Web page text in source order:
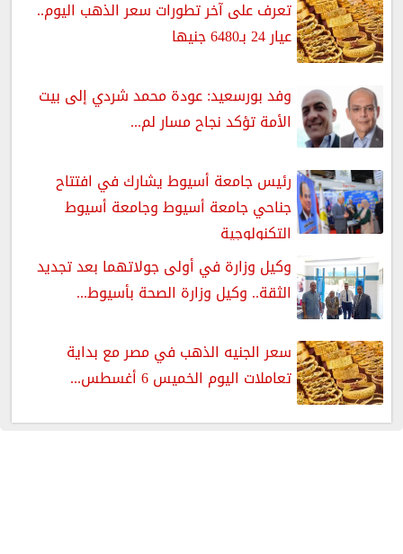
تعرف على آخر تطورات سعر الذهب اليوم..
عيار 24 بـ6480 جنيها
وفد بورسعيد: عودة محمد شردي إلى بيت
الأمة تؤكد نجاح مسار لم...
رئيس جامعة أسيوط يشارك في افتتاح
جناحي جامعة أسيوط وجامعة أسيوط
التكنولوجية
وكيل وزارة في أولى جولاتهما بعد تجديد
الثقة.. وكيل وزارة الصحة بأسيوط...
سعر الجنيه الذهب في مصر مع بداية
تعاملات اليوم الخميس 6 أغسطس...